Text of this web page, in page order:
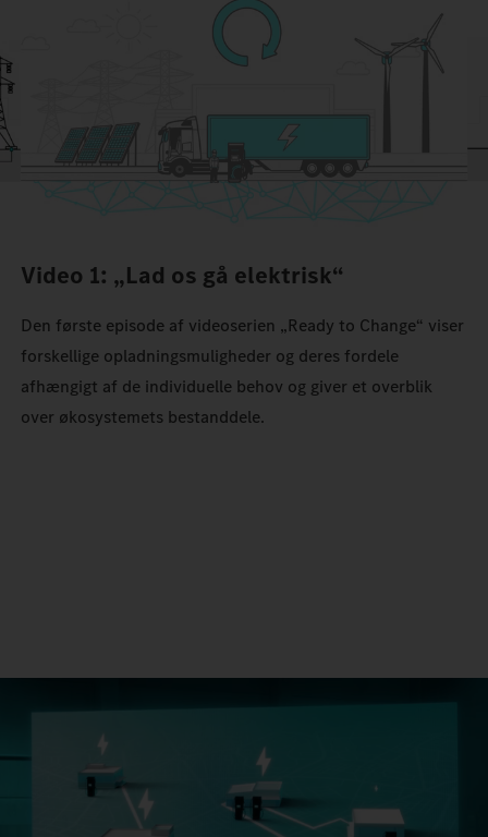
Video 1: „Lad os gå elektrisk“
Den første episode af videoserien „Ready to Change“ viser
forskellige opladningsmuligheder og deres fordele
afhængigt af de individuelle behov og giver et overblik
over økosystemets bestanddele.